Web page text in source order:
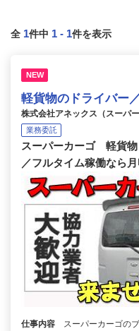
全 1件中 1 - 1件を表示
NEW
軽貨物のドライバー
株式会社アネックス（スーパー
業務委託
スーパーカーゴ 軽貨物
／フルタイム稼働なら
仕事内容
スーパーカーゴの